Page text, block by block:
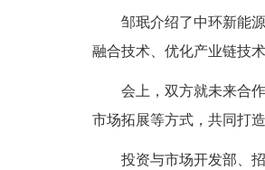
邹珉介绍了中环新能源
融合技术、优化产业链技
会上，双方就未来合作
市场拓展等方式，共同打
投资与市场开发部、招